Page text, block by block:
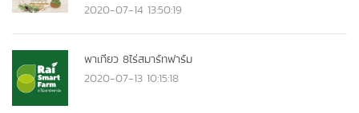
2020-07-14 13:50:19
พาเทียว 8ไร่สมาร์ทฟาร์ม
2020-07-13 10:15:18